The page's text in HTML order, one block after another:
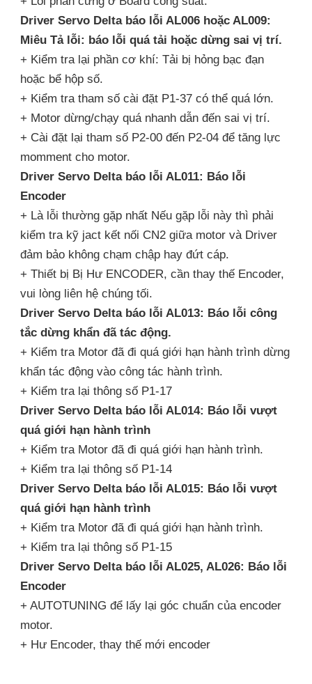
Driver Servo Delta báo lỗi AL006 hoặc AL009:
Miêu Tả lỗi: báo lỗi quá tải hoặc dừng sai vị trí.
+ Kiểm tra lại phần cơ khí: Tải bị hỏng bạc đạn
hoặc bể hộp số.
+ Kiểm tra tham số cài đặt P1-37 có thể quá lớn.
+ Motor dừng/chạy quá nhanh dẫn đến sai vị trí.
+ Cài đặt lại tham số P2-00 đến P2-04 để tăng lực
momment cho motor.
Driver Servo Delta báo lỗi AL011: Báo lỗi
Encoder
+ Là lỗi thường gặp nhất Nếu gặp lỗi này thì phải
kiểm tra kỹ jact kết nối CN2 giữa motor và Driver
đảm bảo không chạm chập hay đứt cáp.
+ Thiết bị Bị Hư ENCODER, cần thay thế Encoder,
vui lòng liên hệ chúng tối.
Driver Servo Delta báo lỗi AL013: Báo lỗi công
tắc dừng khẩn đã tác động.
+ Kiểm tra Motor đã đi quá giới hạn hành trình dừng
khẩn tác động vào công tác hành trình.
+ Kiểm tra lại thông số P1-17
Driver Servo Delta báo lỗi AL014: Báo lỗi vượt
quá giới hạn hành trình
+ Kiểm tra Motor đã đi quá giới hạn hành trình.
+ Kiểm tra lại thông số P1-14
Driver Servo Delta báo lỗi AL015: Báo lỗi vượt
quá giới hạn hành trình
+ Kiểm tra Motor đã đi quá giới hạn hành trình.
+ Kiểm tra lại thông số P1-15
Driver Servo Delta báo lỗi AL025, AL026: Báo lỗi
Encoder
+ AUTOTUNING để lấy lại góc chuẩn của encoder
motor.
+ Hư Encoder, thay thế mới encoder